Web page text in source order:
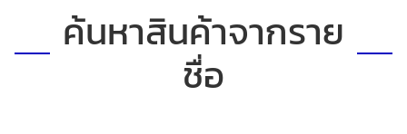
hesitate to contact us for an official copy of the
product specification / certificate of analysis.
กรุณาติดต่อบริษัทฯ หากท่านต้องการสำเนาข้อมูลจำเพาะ
ค้นหาสินค้าจากราย
ชื่อ